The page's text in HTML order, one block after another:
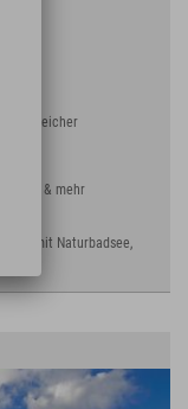
& mehr
mit Naturbadsee,